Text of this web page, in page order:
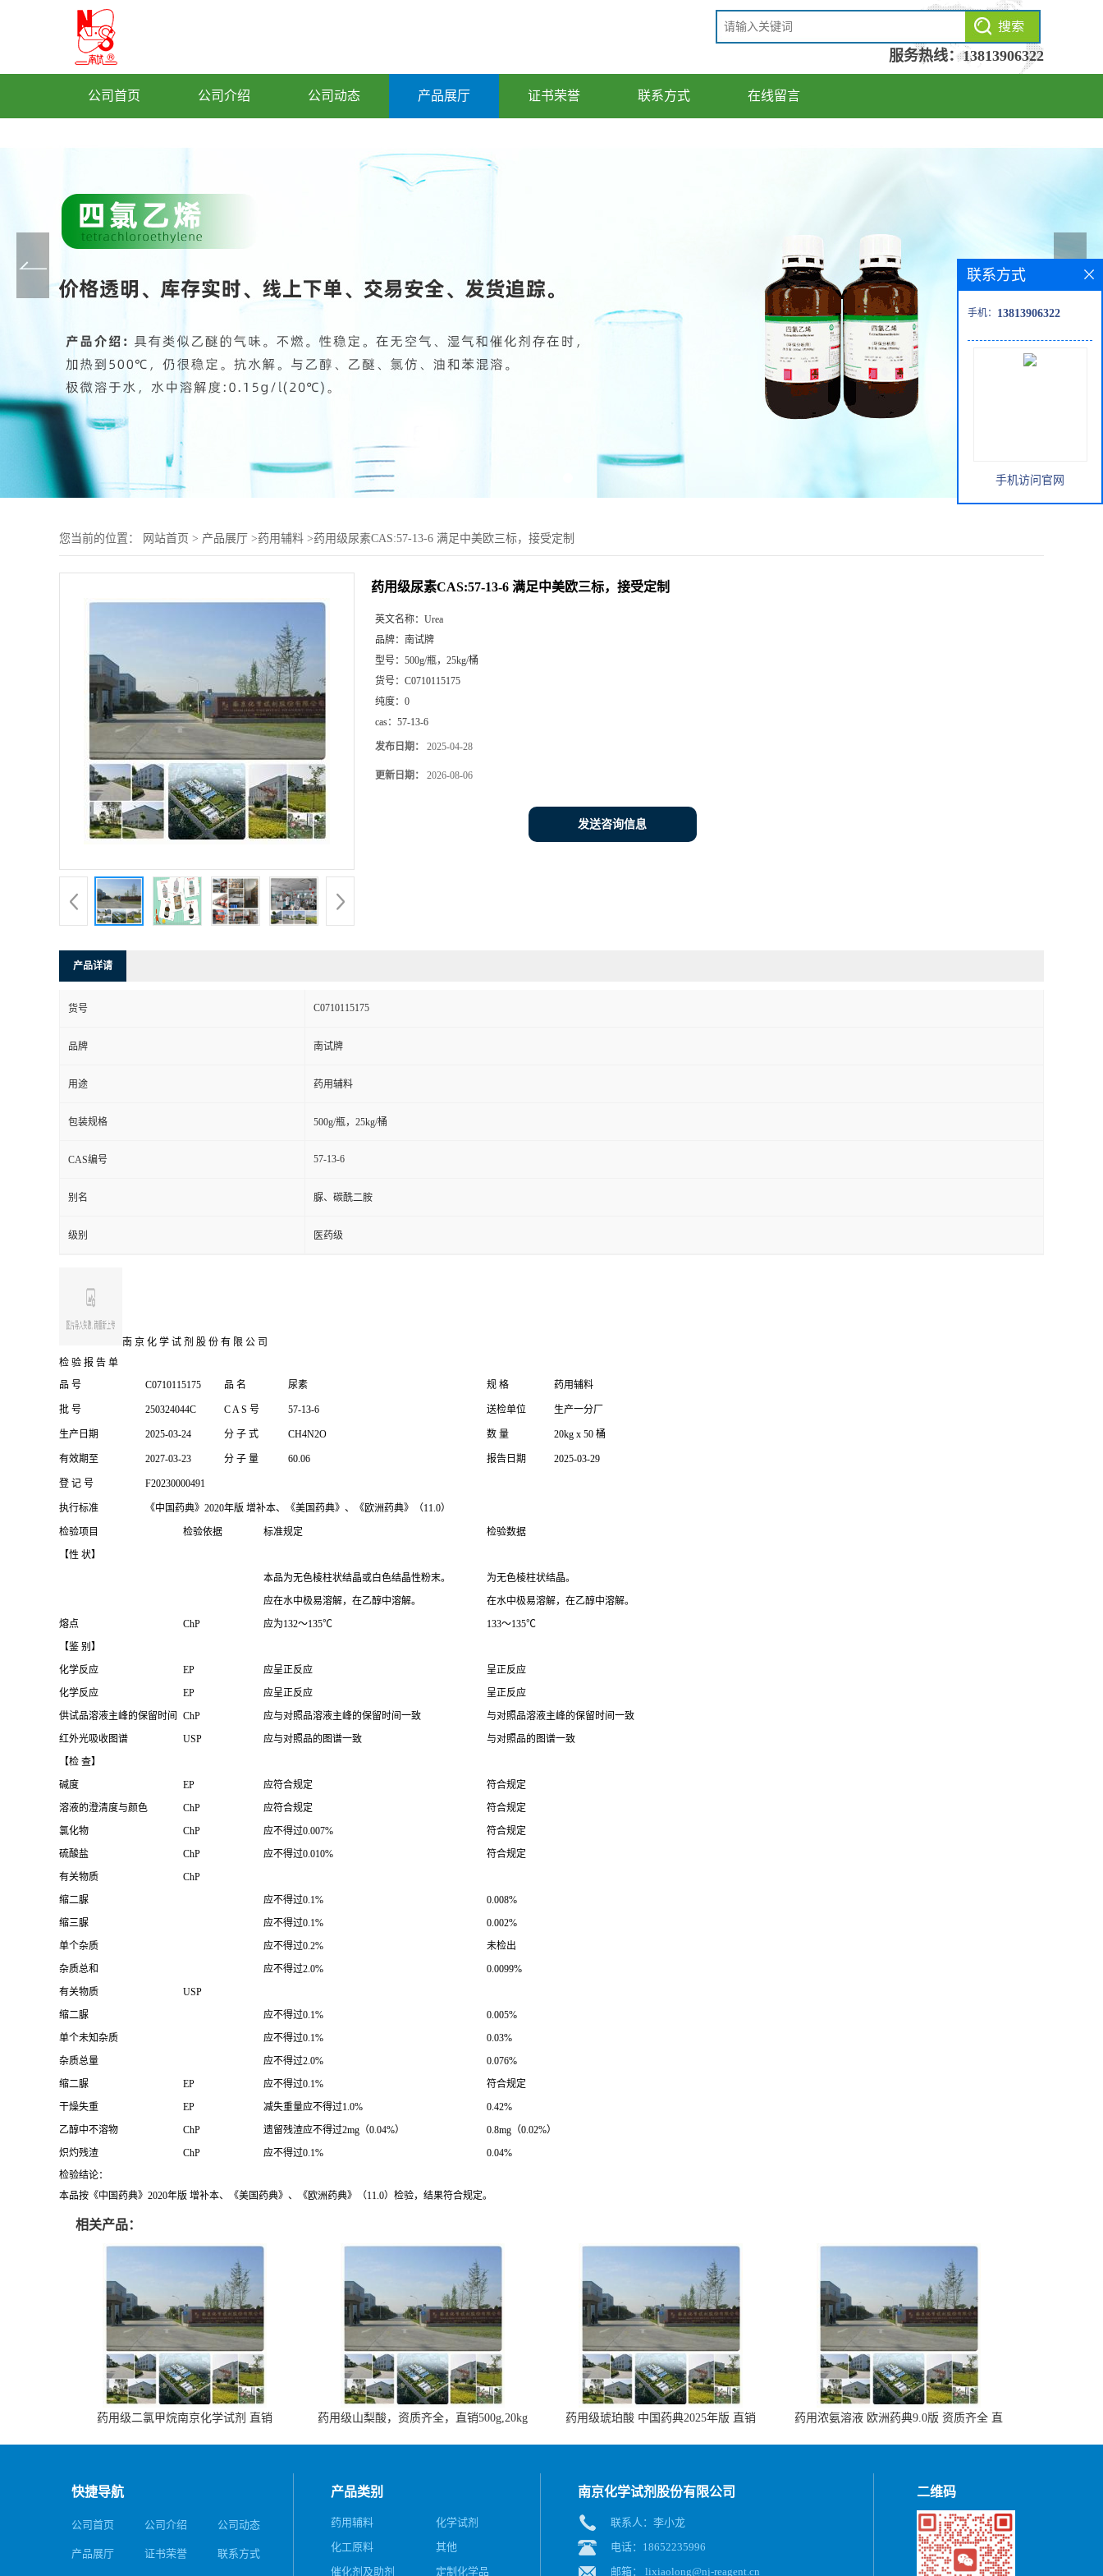
服务热线：13813906322
公司首页 公司介绍 公司动态 产品展厅 证书荣誉 联系方式 在线留言
您当前的位置： 网站首页 > 产品展厅 >药用辅料 >药用级尿素CAS:57-13-6 满足中美欧三标，接受定制
药用级尿素CAS:57-13-6 满足中美欧三标，接受定制
英文名称： Urea
品牌： 南试牌
型号： 500g/瓶，25kg/桶
货号： C0710115175
纯度： 0
cas： 57-13-6
发布日期： 2025-04-28
更新日期： 2026-08-06
发送咨询信息
产品详请
货号 C0710115175
品牌 南试牌
用途 药用辅料
包装规格 500g/瓶，25kg/桶
CAS编号 57-13-6
别名 脲、碳酰二胺
级别 医药级
南 京 化 学 试 剂 股 份 有 限 公 司
检 验 报 告 单
品 号 C0710115175 品 名 尿素 规 格 药用辅料
批 号 250324044C C A S 号 57-13-6 送检单位 生产一分厂
生产日期 2025-03-24 分 子 式 CH4N2O 数 量 20kg x 50 桶
有效期至 2027-03-23 分 子 量 60.06 报告日期 2025-03-29
登 记 号 F20230000491
执行标准 《中国药典》2020年版 增补本、《美国药典》、《欧洲药典》（11.0）
检验项目 检验依据 标准规定
检验数据
【性 状】
本品为无色棱柱状结晶或白色结晶性粉末。
为无色棱柱状结晶。
应在水中极易溶解，在乙醇中溶解。
在水中极易溶解，在乙醇中溶解。
熔点
ChP 应为132～135℃
133～135℃
【鉴 别】
化学反应
EP 应呈正反应
呈正反应
化学反应
EP 应呈正反应
呈正反应
供试品溶液主峰的保留时间
ChP 应与对照品溶液主峰的保留时间一致
与对照品溶液主峰的保留时间一致
红外光吸收图谱
USP 应与对照品的图谱一致
与对照品的图谱一致
【检 查】
碱度
EP 应符合规定
符合规定
溶液的澄清度与颜色
ChP 应符合规定
符合规定
氯化物
ChP 应不得过0.007%
符合规定
硫酸盐
ChP 应不得过0.010%
符合规定
有关物质
ChP
缩二脲
应不得过0.1%
0.008%
缩三脲
应不得过0.1%
0.002%
单个杂质
应不得过0.2%
未检出
杂质总和
应不得过2.0%
0.0099%
有关物质
USP
缩二脲
应不得过0.1%
0.005%
单个未知杂质
应不得过0.1%
0.03%
杂质总量
应不得过2.0%
0.076%
缩二脲
EP 应不得过0.1%
符合规定
干燥失重
EP 减失重量应不得过1.0%
0.42%
乙醇中不溶物
ChP 遗留残渣应不得过2mg（0.04%）
0.8mg（0.02%）
炽灼残渣
ChP 应不得过0.1%
0.04%
检验结论：
本品按《中国药典》2020年版 增补本、《美国药典》、《欧洲药典》（11.0）检验，结果符合规定。
相关产品：
药用级二氯甲烷南京化学试剂 直销 药用级山梨酸，资质齐全，直销500g,20kg 药用级琥珀酸 中国药典2025年版 直销
药用浓氨溶液 欧洲药典9.0版 资质齐全 直
联系方式
手机： 13813906322
手机访问官网
快捷导航
公司首页 公司介绍 公司动态
产品展厅 证书荣誉 联系方式
产品类别
药用辅料
化学试剂
化工原料
其他
催化剂及助剂
定制化学品
南京化学试剂股份有限公司
联系人：李小龙
电话：18652235996
邮箱： lixiaolong@nj-reagent.cn
二维码